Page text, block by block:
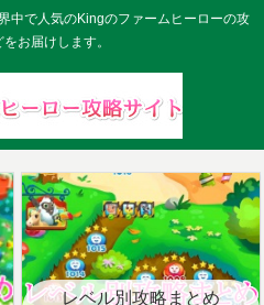
中で人気のKingのファームヒーローの攻
お届けします。
レベル別攻略まとめ